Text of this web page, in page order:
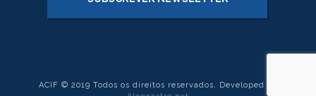
ACIF © 2019 Todos os direitos reservados. Developed by